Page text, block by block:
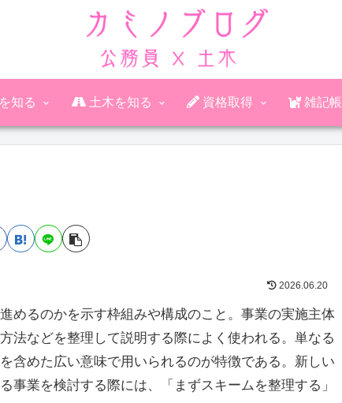
知る 土木を知る 資格取得 雑記帳
2026.06.20
めるのかを示す枠組みや構成のこと。事業の実施主体
法などを整理して説明する際によく使われる。単なる
含めた広い意味で用いられるのが特徴である。新しい
業を検討する際には、「まずスキームを整理する」